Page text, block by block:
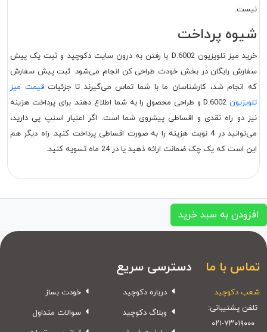
نیست.
شیوه پرداخت
خرید میز تلویزیون D.6002 با رفتن به درون سایت دکوچید و ثبت یک پیش
سفارش رایگان در بخش خودت طراحی کن انجام می‌شود. ثبت پیش سفارش
که انجام شد، کارشناسان ما با شما تماس می‌گیرند تا جزئیاتقیمت میز
تلویزیون
D.6002 و طراحی محصول را به شما اطلاع دهند. برای پرداخت هزینه
نیز دو راه نقدی و اقساطی پیشروی شما است. اگر اعتبار اسنپ پی دارید،
می‌توانید در 4 نوبت هزینه را به صورت اقساطی پرداخت کنید. راه دیگر هم
این است که یک چک ضمانت ارائه ذهید یا در 24 ماه تسویه کنید.
افزودن به سبد خرید
تماس با ما
شعب دکوچید
تلفن پشتیبانی:
۰۲۱-۷۳۰۱۹۰۰۰
دسترسی سریع
درباره دکوچید
وبلاگ دکوچید
خودت بساز
سوالات متداول